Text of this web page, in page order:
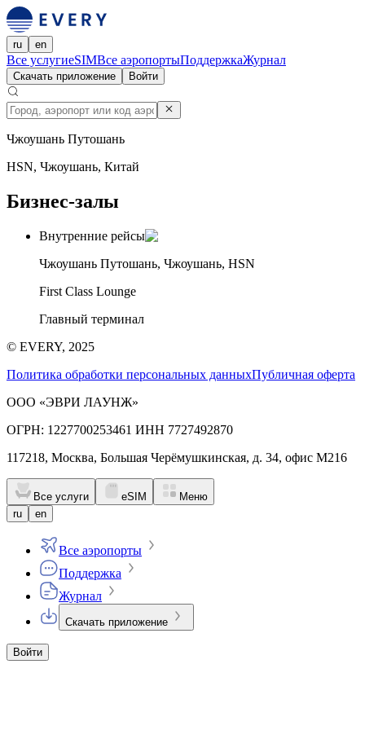
ru en
Все услугиeSIMВсе аэропортыПоддержкаЖурнал
Скачать приложение Войти
Чжоушань Путошань
HSN, Чжоушань, Китай
Бизнес-залы
Внутренние рейсы
Чжоушань Путошань, Чжоушань, HSN
First Class Lounge
Главный терминал
© EVERY, 2025
Политика обработки персональных данныхПубличная оферта
ООО «ЭВРИ ЛАУНЖ»
ОГРН: 1227700253461 ИНН 7727492870
117218, Москва, Большая Черёмушкинская, д. 34, офис М216
Все услуги eSIM
Меню
ru
en
Все аэропорты
Поддержка
Журнал
Скачать приложение
Войти